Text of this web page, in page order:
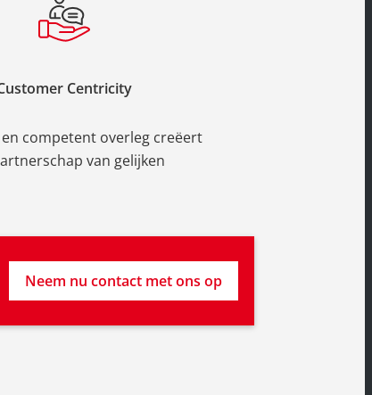
Centricity
competent overleg creëert
van gelijken
Neem nu contact met ons op